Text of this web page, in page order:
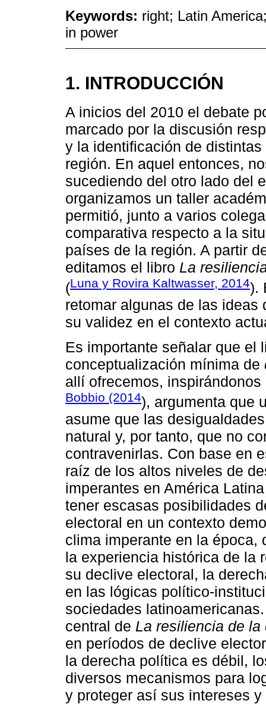
Keywords: right; Latin
in power
1. INTRODUCCIÓN
A inicios del 2010 el debate
marcado por la discusión
y la identificación de
región. En aquel entonces,
sucediendo del otro lado del
organizamos un taller
permitió, junto a varios
comparativa respecto a la
países de la región. A partir
editamos el libro La
(Luna y Rovira Kaltwasser, 2014).
retomar algunas de las
su validez en el contexto
Es importante señalar que el
conceptualización mínima de
allí ofrecemos,
Bobbio (2014), argumenta que
asume que las
natural y, por tanto, que no
contravenirlas. Con base en
raíz de los altos niveles de
imperantes en América
tener escasas posibilidades
electoral en un contexto
clima imperante en la
la experiencia histórica de la
su declive electoral, la
en las lógicas político-
sociedades
central de La resiliencia de
en períodos de declive
la derecha política es débil,
diversos mecanismos para
y proteger así sus intereses